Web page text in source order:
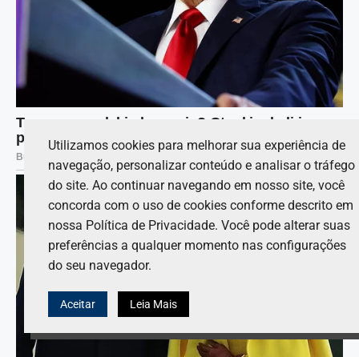
Utilizamos cookies para melhorar sua experiência de
navegação, personalizar conteúdo e analisar o tráfego
do site. Ao continuar navegando em nosso site, você
concorda com o uso de cookies conforme descrito em
nossa Política de Privacidade. Você pode alterar suas
preferências a qualquer momento nas configurações
do seu navegador.
Aceitar Leia Mais